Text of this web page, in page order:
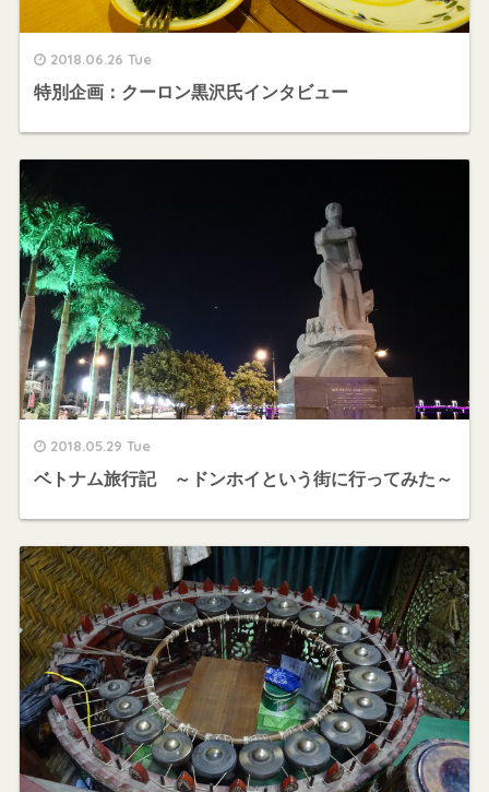
2018.06.26 Tue
特別企画：クーロン黒沢氏インタビュー
2018.05.29 Tue
ベトナム旅行記 ～ドンホイという街に行ってみた～